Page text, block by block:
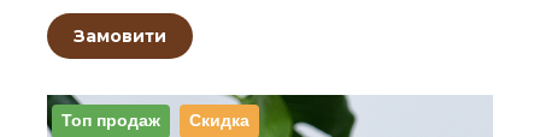
Замовити
Топ продаж Скидка